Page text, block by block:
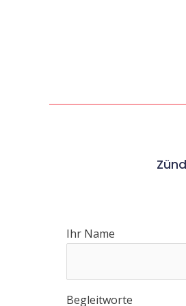
Ihr Name
Begleitworte